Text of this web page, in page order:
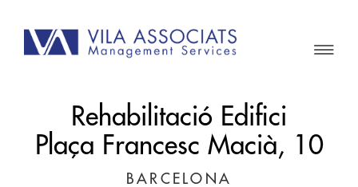
Rehabilitació Edifici
Plaça Francesc Macià, 10
BARCELONA